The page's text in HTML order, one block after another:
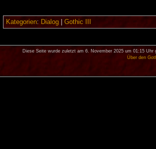
Kategorien: Dialog| Gothic III
Diese Seite wurde zuletzt am 6. November 2025 um 01:15 Uhr
Über den